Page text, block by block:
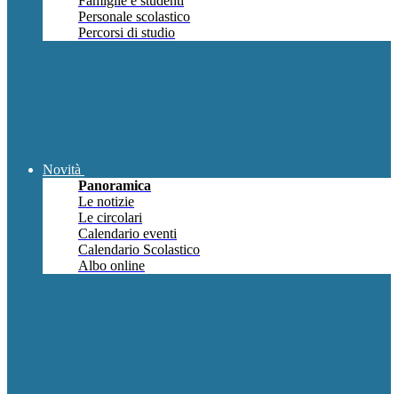
Personale scolastico
Percorsi di studio
Novità
Panoramica
Le notizie
Le circolari
Calendario eventi
Calendario Scolastico
Albo online